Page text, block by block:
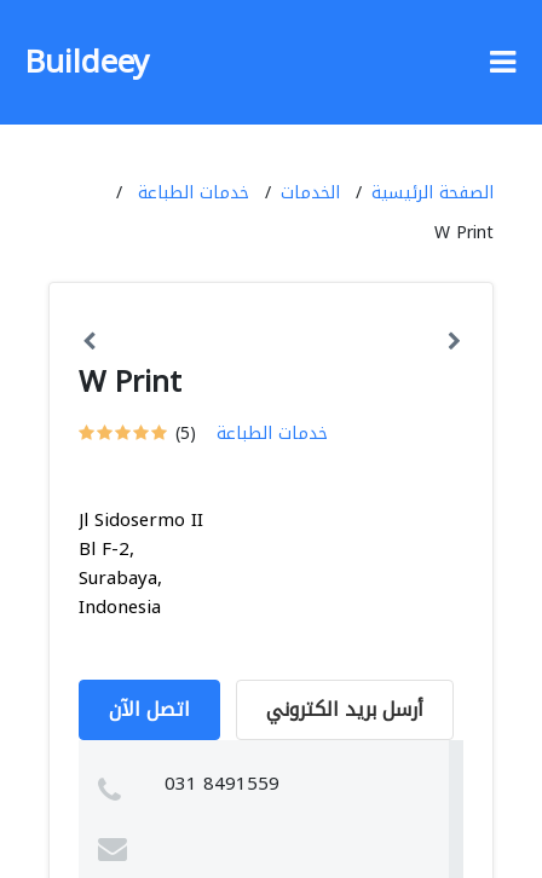
Buildeey
الصفحة الرئيسية الخدمات
خدمات الطباعة
W Print
W Print
(5) خدمات الطباعة
Jl Sidosermo II
Bl F-2,
Surabaya,
Indonesia
اتصل الآن أرسل بريد الكتروني
031 8491559